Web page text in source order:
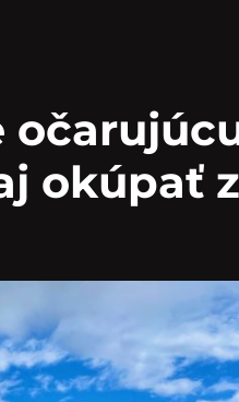
okúpať